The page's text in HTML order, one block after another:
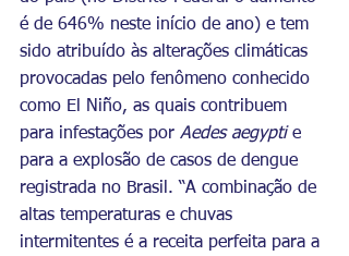
é de 646% neste início de ano) e tem
sido atribuído às alterações climáticas
provocadas pelo fenômeno conhecido
como El Niño, as quais contribuem
para infestações por Aedes aegypti e
para a explosão de casos de dengue
registrada no Brasil. “A combinação de
altas temperaturas e chuvas
intermitentes é a receita perfeita para a